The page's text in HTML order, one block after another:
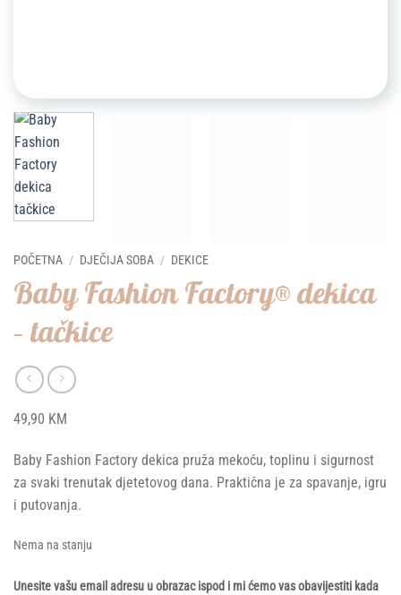
POČETNA / DJEČIJA SOBA / DEKICE
Baby Fashion Factory® dekica
– tačkice
49,90 KM
Baby Fashion Factory dekica pruža mekoću, toplinu i sigurnost
za svaki trenutak djetetovog dana. Praktična je za spavanje, igru
i putovanja.
Nema na stanju
Unesite vašu email adresu u obrazac ispod i mi ćemo vas obavijestiti kada